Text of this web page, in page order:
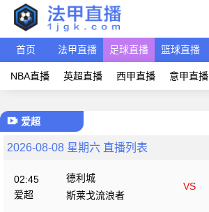
首页 法甲直播 足球直播 篮球直播
NBA直播 英超直播 西甲直播 意甲直播
爱超
2026-08-08 星期六 直播列表
02:45
爱超
德利城
VS
斯莱戈流浪者